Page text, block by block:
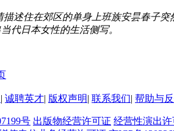
住在郊区的单身上班族安昙春子突
代日本女性的生活侧写。
诚聘英才 版权声明 联系我们 帮助与
号 出版物经营许可证 经营性演出许